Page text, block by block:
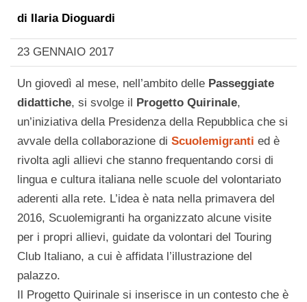
di Ilaria Dioguardi
23 GENNAIO 2017
Un giovedì al mese, nell’ambito delle Passeggiate
didattiche, si svolge il Progetto Quirinale,
un’iniziativa della Presidenza della Repubblica che si
avvale della collaborazione di Scuolemigranti ed è
rivolta agli allievi che stanno frequentando corsi di
lingua e cultura italiana nelle scuole del volontariato
aderenti alla rete. L’idea è nata nella primavera del
2016, Scuolemigranti ha organizzato alcune visite
per i propri allievi, guidate da volontari del Touring
Club Italiano, a cui è affidata l’illustrazione del
palazzo.
Il Progetto Quirinale si inserisce in un contesto che è